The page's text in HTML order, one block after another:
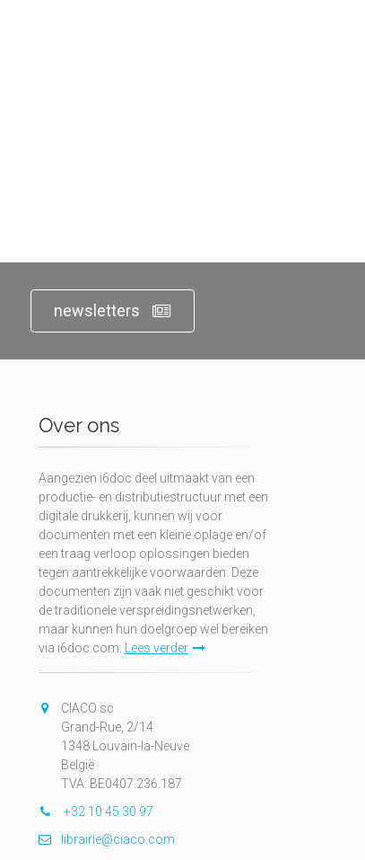
newsletters
Over ons
Aangezien i6doc deel uitmaakt van een
productie- en distributiestructuur met een
digitale drukkerij, kunnen wij voor
documenten met een kleine oplage en/of
een traag verloop oplossingen bieden
tegen aantrekkelijke voorwaarden. Deze
documenten zijn vaak niet geschikt voor
de traditionele verspreidingsnetwerken,
maar kunnen hun doelgroep wel bereiken
via i6doc.com.
Lees verder
CIACO sc
Grand-Rue, 2/14
1348 Louvain-la-Neuve
België
TVA: BE0407.236.187
+32 10 45 30 97
librairie@ciaco.com